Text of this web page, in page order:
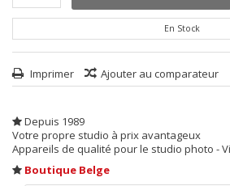
En Stock
Imprimer Ajouter au comparateur
Depuis 1989
Votre propre studio à prix avantageux
Appareils de qualité pour le studio photo -
Boutique Belge